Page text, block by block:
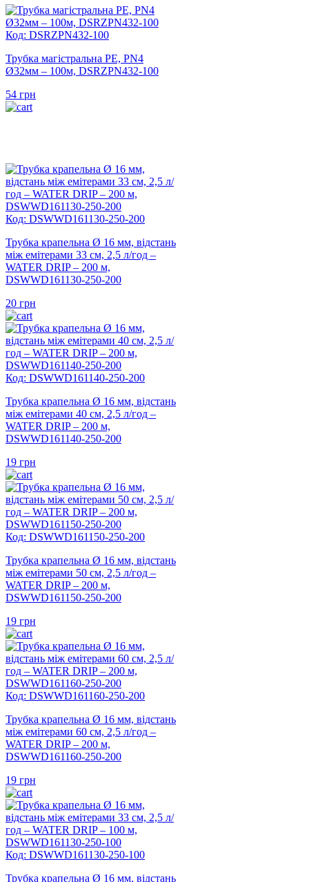
Код: DSRZPN432-100
Трубка магістральна PE, PN4
Ø32мм – 100м, DSRZPN432-100
54 грн
Код: DSWWD161130-250-200
Трубка крапельна Ø 16 мм, відстань
між емітерами 33 см, 2,5 л/год –
WATER DRIP – 200 м,
DSWWD161130-250-200
20 грн
Код: DSWWD161140-250-200
Трубка крапельна Ø 16 мм, відстань
між емітерами 40 см, 2,5 л/год –
WATER DRIP – 200 м,
DSWWD161140-250-200
19 грн
Код: DSWWD161150-250-200
Трубка крапельна Ø 16 мм, відстань
між емітерами 50 см, 2,5 л/год –
WATER DRIP – 200 м,
DSWWD161150-250-200
19 грн
Код: DSWWD161160-250-200
Трубка крапельна Ø 16 мм, відстань
між емітерами 60 см, 2,5 л/год –
WATER DRIP – 200 м,
DSWWD161160-250-200
19 грн
Код: DSWWD161130-250-100
Трубка крапельна Ø 16 мм, відстань